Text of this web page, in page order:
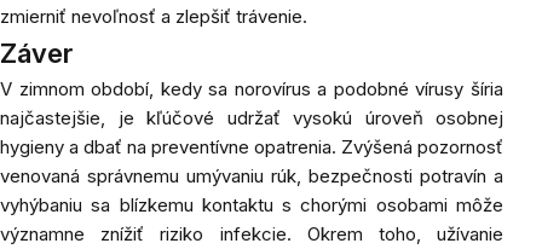
zmierniť nevoľnosť a zlepšiť trávenie.
Záver
V zimnom období, kedy sa norovírus a podobné vírusy šíria
najčastejšie, je kľúčové udržať vysokú úroveň osobnej
hygieny a dbať na preventívne opatrenia. Zvýšená pozornosť
venovaná správnemu umývaniu rúk, bezpečnosti potravín a
vyhýbaniu sa blízkemu kontaktu s chorými osobami môže
významne znížiť riziko infekcie. Okrem toho, užívanie